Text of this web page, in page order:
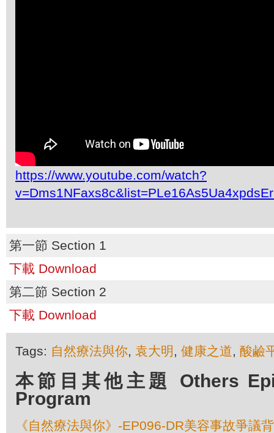
https://www.youtube.com/watch?
第一節 Section 1
下載 Download
第二節 Section 2
下載 Download
Tags: 自然療法與你, 袁大明 , 健康之道, 酸鹼
本節目其他主題 Others
Program
《自然療法與你》-EP096-DR美容事故爭議